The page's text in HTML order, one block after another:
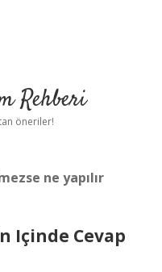
Rehberi
öneriler!
ne yapılır
Içinde Cevap